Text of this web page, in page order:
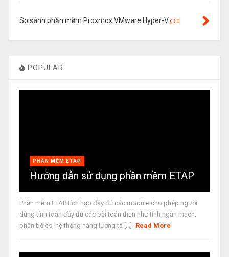
So sánh phần mềm Proxmox VMware Hyper-V 0
POPULAR
PHẦN MỀM ETAP
Hướng dẫn sử dụng phần mềm ETAP
Phần mềm ETAP tích hợp đầy đủ các module cho phép người
dùng tính toán đầy đủ các bài toán điện như tính ngắn mạch,
phân bố cs, hệ thống năng lượng tá [...]
Read More